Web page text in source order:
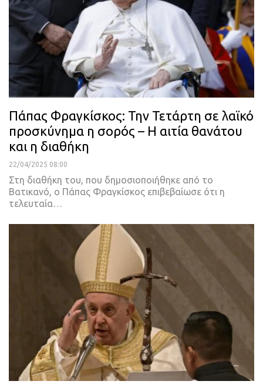
Πάπας Φραγκίσκος: Την Τετάρτη σε λαϊκό
προσκύνημα η σορός – Η αιτία θανάτου
και η διαθήκη
22/04/2025 08:00
Στη διαθήκη του, που δημοσιοποιήθηκε από το
Βατικανό, ο Πάπας Φραγκίσκος επιβεβαίωσε ότι η
τελευταία…